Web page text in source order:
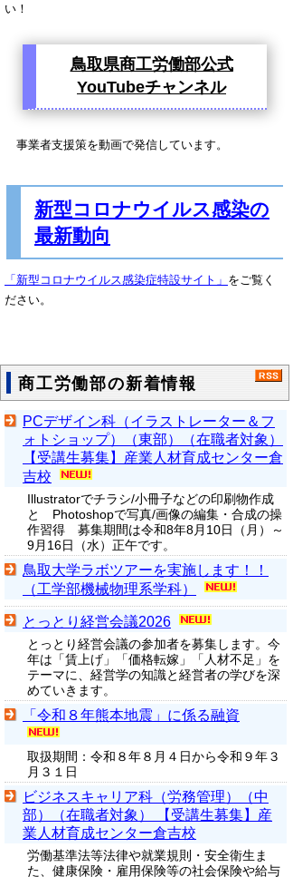
い！
鳥取県商工労働部公式
YouTubeチャンネル
事業者支援策を動画で発信しています。
新型コロナウイルス感染の
最新動向
「新型コロナウイルス感染症特設サイト」 をご覧く
ださい。
商工労働部の新着情報
PCデザイン科（イラストレーター＆フ
ォトショップ）（東部）（在職者対象）
【受講生募集】産業人材育成センター倉
吉校
Illustratorでチラシ/小冊子などの印刷物作成
と Photoshopで写真/画像の編集・合成の操
作習得 募集期間は令和8年8月10日（月）～
9月16日（水）正午です。
鳥取大学ラボツアーを実施します！！
（工学部機械物理系学科）
とっとり経営会議2026
とっとり経営会議の参加者を募集します。今
年は「賃上げ」「価格転嫁」「人材不足」を
テーマに、経営学の知識と経営者の学びを深
めていきます。
「令和８年熊本地震」に係る融資
取扱期間：令和８年８月４日から令和９年３
月３１日
ビジネスキャリア科（労務管理）（中
部）（在職者対象） 【受講生募集】産
業人材育成センター倉吉校
労働基準法等法律や就業規則・安全衛生ま
た、健康保険・雇用保険等の社会保険や給与